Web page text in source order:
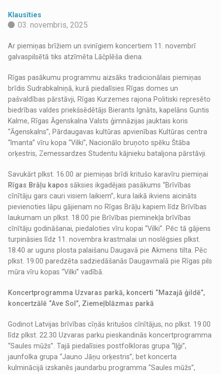
Klausīties
03. novembris, 2025
Ar piemiņas brīžiem un svinīgiem koncertiem 11. novembrī
galvaspilsētā tiks atzīmēta Lāčplēša diena.
Rīgas pasākumu programmu aizsāks tradicionālais piemiņas
brīdis Sudrabkalniņā, kurā piedalīsies Rīgas domes un
pašvaldības pārstāvji, Rīgas Kurzemes rajona Politiski represēto
biedrības valdes priekšsēdētājs Bierants Ignāts, kapelāns Guntis
Kalme, Rīgas Āgenskalna Valsts ģimnāzijas jauktais koris
“Āgenskalns”, Pārdaugavas kultūras apvienības Kultūras centra
“Imanta” vīru kopa “Vilki”, Nacionālo bruņoto spēku Štāba
orķestris, Zemessardzes Studentu kājnieku bataljona pārstāvji.
Savukārt plkst. 16.00 ar piemiņas brīdi kritušo karavīru piemiņai
Rīgas Brāļu kapos sāksies ikgadējais pasākums “Brīvības
cīnītāju gars cauri visiem laikiem”, kura laikā ikviens aicināts
pievienoties lāpu gājienam no Rīgas Brāļu kapiem līdz Brīvības
laukumam un plkst. 18.00 pie Brīvības pieminekļa brīvības
cīnītāju godināšanai, piedaloties vīru kopai “Vilki”. Pēc tā gājiens
turpināsies līdz 11. novembra krastmalai un noslēgsies plkst.
18.40 ar uguns plosta palaišanu Daugavā pie Akmens tilta. Pēc
plkst. 19.00 paredzēta sadziedāšanās Daugavmalā pie Rīgas pils
mūra vīru kopas “Vilki” vadībā.
Koncertprogramma Uzvaras parkā, koncerti “Mazajā ģildē”,
koncertzālē “Ave Sol”, Ziemeļblāzmas parkā
Godinot Latvijas brīvības cīņās kritušos cīnītājus, no plkst. 19.00
līdz plkst. 22.30 Uzvaras parku pieskandinās koncertprogramma
“Saules mūžs”. Tajā piedalīsies postfolkloras grupa “Iļģi”,
jaunfolka grupa “Jauno Jāņu orķestris”, bet koncerta
kulminācijā izskanēs jaundarbu programma “Saules mūžs”,